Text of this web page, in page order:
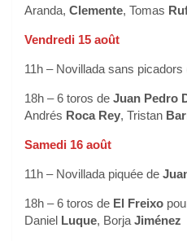
Aranda, Clemente, Tomas
Vendredi 15 août
11h – Novillada sans picadors
18h – 6 toros de Juan Pedro
Andrés Roca Rey, Tristan
Samedi 16 août
11h – Novillada piquée de
18h – 6 toros de El Freixo
Daniel Luque, Borja Jiménez